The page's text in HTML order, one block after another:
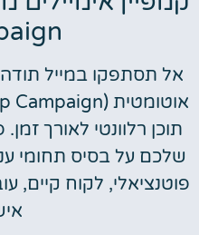
אל תסתפקו במייל תודה
תוכן רלוונטי לאורך
שלכם על בסיס תחומי
פוטנציאלי, לקוח קיים,